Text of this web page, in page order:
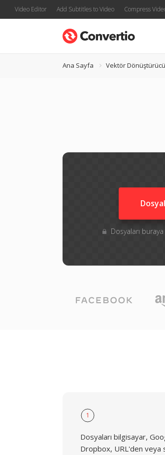
Video Editor Add Subtitles to Video Compress
Ana Sayfa Vektör Dönüştürücü
Dosyaları
1
Dosyaları bilgisayar,
Dropbox, URL'den veya